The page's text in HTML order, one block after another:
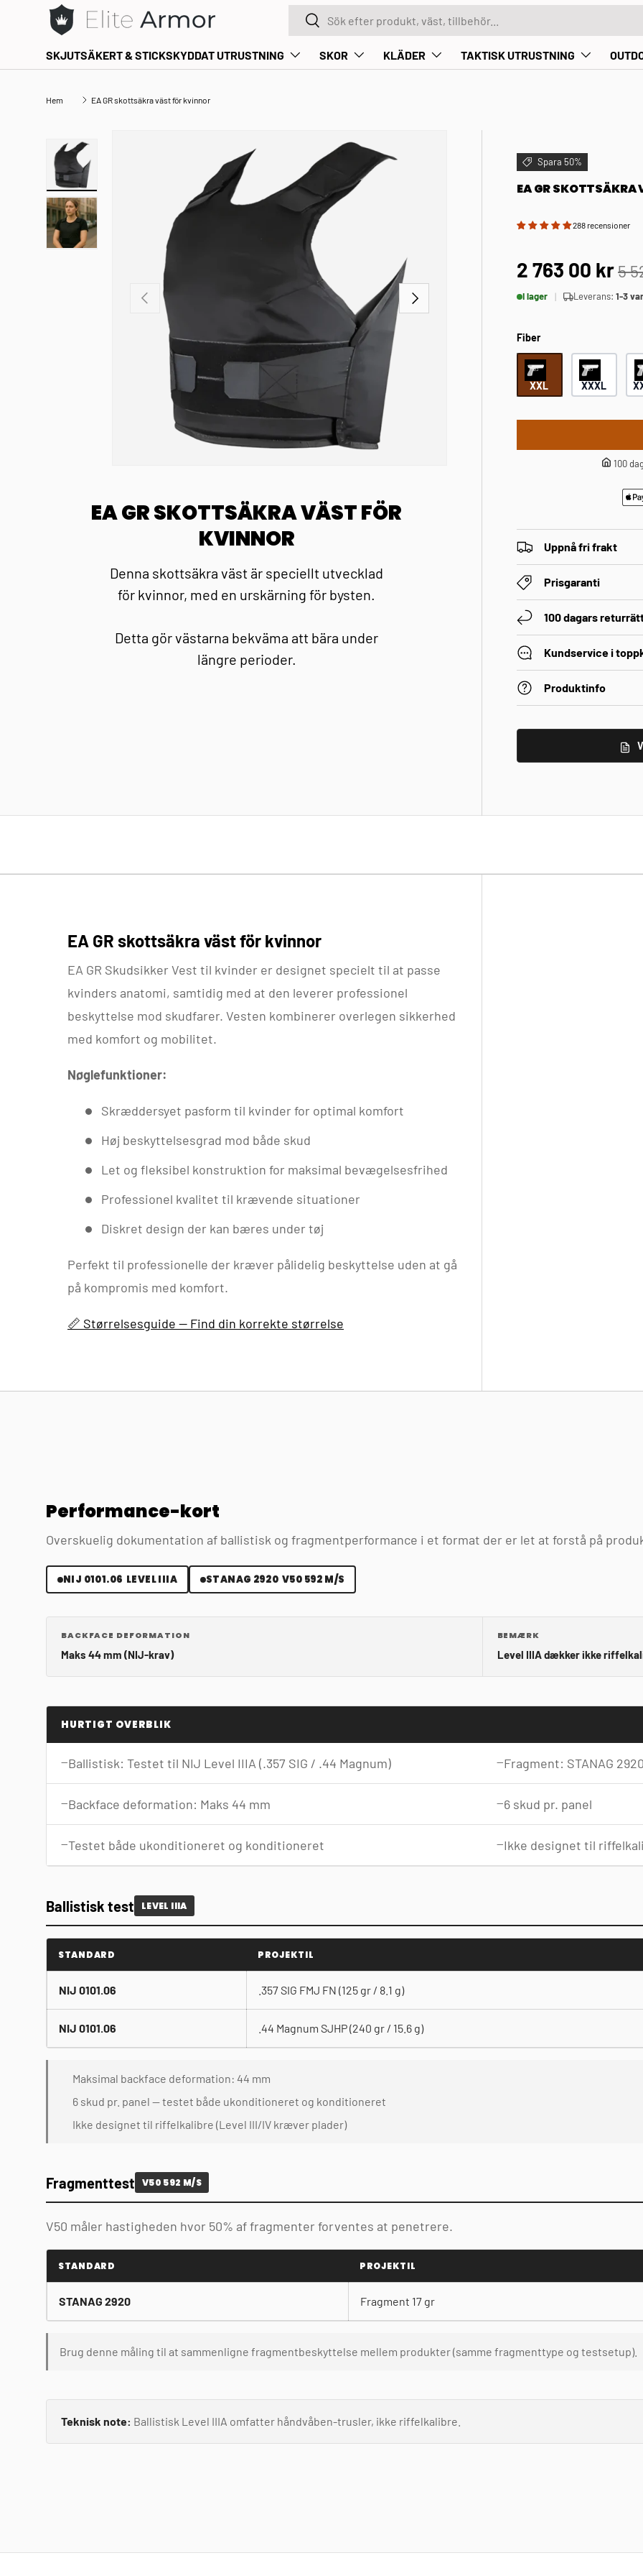
GÅ TILL INNEHÅLL
Sök efter produkt, kategori...
Sök
SKJUTSÄKERT & STICKSKYDDAT UTRUSTNING SKOR KLÄDER TAKTISK UTRUSTNING
Hem EA GR skottsäkra väst för kvinnor
TILLBAKA NÄSTA
Spara 50%
EA GR SKOTTSÄKRA
288 recensioner
2 763 00 kr5
I lager Leverans: 1-3
Fiber
XXL XXXL
100
Uppnå fri frakt
Prisgaranti
100 dagars
Kundservice i
Produktinfo
EA GR SKOTTSÄKRA VÄST FÖR
KVINNOR
Denna skottsäkra väst är speciellt utvecklad
för kvinnor, med en urskärning för bysten.
Detta gör västarna bekväma att bära under
längre perioder.
EA GR skottsäkra väst för kvinnor
EA GR Skudsikker Vest til kvinder er designet specielt til at passe
kvinders anatomi, samtidig med at den leverer professionel
beskyttelse mod skudfarer. Vesten kombinerer overlegen sikkerhed
med komfort og mobilitet.
Nøglefunktioner:
Skræddersyet pasform til kvinder for optimal komfort
Høj beskyttelsesgrad mod både skud
Let og fleksibel konstruktion for maksimal bevægelsesfrihed
Professionel kvalitet til krævende situationer
Diskret design der kan bæres under tøj
Perfekt til professionelle der kræver pålidelig beskyttelse uden at gå
på kompromis med komfort.
📏 Størrelsesguide — Find din korrekte størrelse
Performance-kort
Overskuelig dokumentation af ballistisk og fragmentperformance i et format der er let at forstå på
NIJ 0101.06 LEVEL IIIA STANAG 2920 V50 592 M/S
BACKFACE DEFORMATION
Maks 44 mm (NIJ-krav)
BEMÆRK
Level IIIA dækker ikke
HURTIGT OVERBLIK
Ballistisk: Testet til NIJ Level IIIA (.357 SIG / .44 Magnum) Fragment: STANAG
Backface deformation: Maks 44 mm 6 skud pr. panel
Testet både ukonditioneret og konditioneret Ikke designet til
Ballistisk test LEVEL IIIA
STANDARD PROJEKTIL
NIJ 0101.06 .357 SIG FMJ FN (125 gr / 8.1 g)
NIJ 0101.06 .44 Magnum SJHP (240 gr / 15.6 g)
Maksimal backface deformation: 44 mm
6 skud pr. panel — testet både ukonditioneret og konditioneret
Ikke designet til riffelkalibre (Level III/IV kræver plader)
Fragmenttest V50 592 M/S
V50 måler hastigheden hvor 50% af fragmenter forventes at penetrere.
STANDARD PROJEKTIL
STANAG 2920 Fragment 17 gr
Brug denne måling til at sammenligne fragmentbeskyttelse mellem produkter (samme fragmenttype og testsetup).
Teknisk note: Ballistisk Level IIIA omfatter håndvåben-trusler, ikke riffelkalibre.